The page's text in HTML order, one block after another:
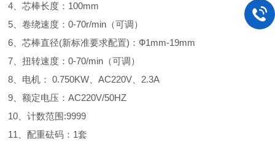
4 、芯棒长度：100mm
5 、卷绕速度：0-70r/min（可调）
6 、芯棒直径(新标准要求配置)：Ф1mm-19mm
7 、扭转速度：0-70/min（可调）
8 、电机： 0.750KW、AC220V、2.3A
9 、额定电压：AC220V/50HZ
10 、计数范围:9999
11
、配重砝码：1套